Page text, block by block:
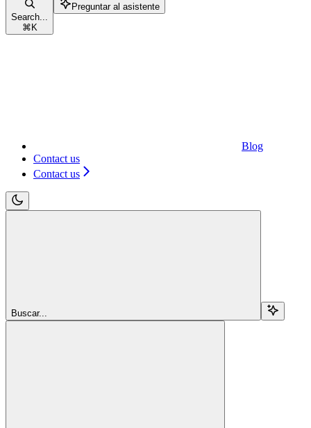
Search...
⌘ K
Preguntar al asistente
Blog
Contact us
Contact us
Buscar...